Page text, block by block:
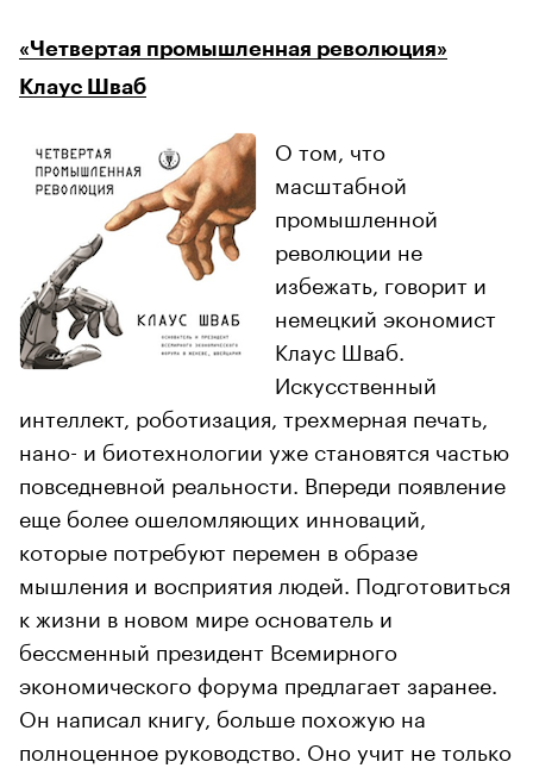
«Четвертая промышленная революция»
Клаус Шваб
О том, что
масштабной
промышленной
революции не
избежать, говорит и
немецкий экономист
Клаус Шваб.
Искусственный
интеллект, роботизация, трехмерная печать,
нано- и биотехнологии уже становятся частью
повседневной реальности. Впереди появление
еще более ошеломляющих инноваций,
которые потребуют перемен в образе
мышления и восприятия людей. Подготовиться
к жизни в новом мире основатель и
бессменный президент Всемирного
экономического форума предлагает заранее.
Он написал книгу, больше похожую на
полноценное руководство. Оно учит не только